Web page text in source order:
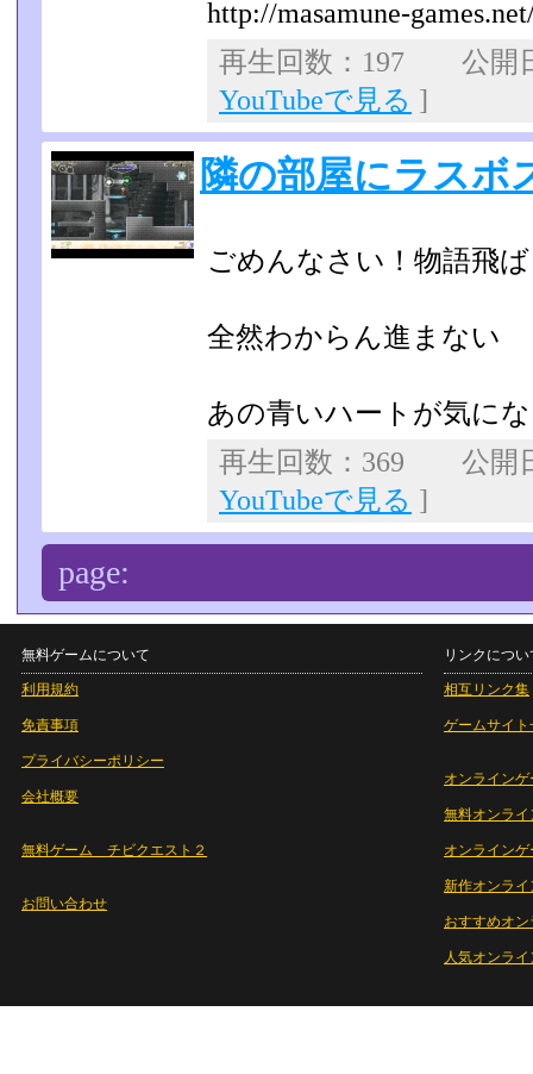
http://masamune-
再生回数：197 公開
YouTubeで見る ]
隣の部屋にラス
ごめんなさい！物語飛
全然わからん進まない
あの青いハートが気に
再生回数：369 公
YouTubeで見る ]
page:
無料ゲームについて
利用規約
免責事項
プライバシーポリシー
会社概要
無料ゲーム チビクエスト２
お問い合わせ
リンクについ
相互リンク集
ゲームサイト
オンラインゲ
無料オンライ
オンライン
新作オンライ
おすすめオ
人気オンラ